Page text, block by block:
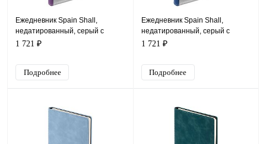
Ежедневник Spain Shall,
недатированный, серый с
фиолетовым
1 721 ₽
Подробнее
Ежедневник Spain Shall,
недатированный, серый с
синим
1 721 ₽
Подробнее